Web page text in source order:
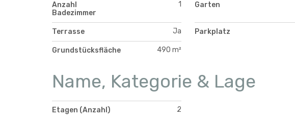
Anzahl
Badezimmer
1 Garten
Terrasse Ja Parkplatz
Grundstücksfläche 490 m²
Name, Kategorie & Lage
Etagen (Anzahl) 2